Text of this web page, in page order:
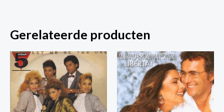
aantal
Gerelateerde producten